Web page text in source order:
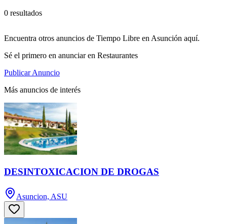
0 resultados
Encuentra otros anuncios de Tiempo Libre en Asunción aquí.
Sé el primero en anunciar en Restaurantes
Publicar Anuncio
Más anuncios de interés
DESINTOXICACION DE DROGAS
Asuncion, ASU